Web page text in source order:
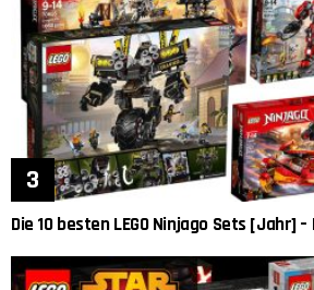
Die 10 besten LEGO Ninjago Sets [Jahr]